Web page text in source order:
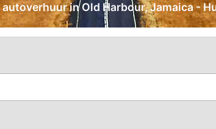
in Old Harbour, Jamaica -